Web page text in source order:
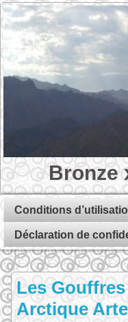
Bronze
Conditions
Déclaration de
Les
Arctique Arte